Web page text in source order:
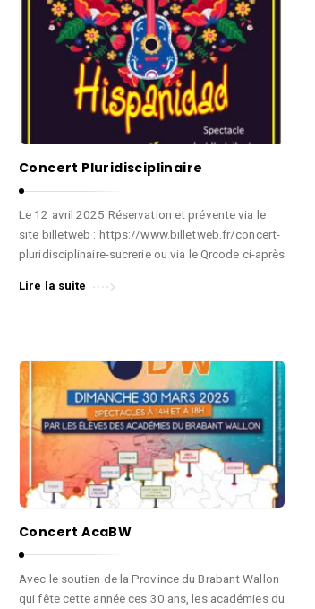
A
r
t
i
c
l
e
Concert Pluridisciplinaire
Le 12 avril 2025 Réservation et prévente via le
site billetweb : https://www.billetweb.fr/concert-
pluridisciplinaire-sucrerie ou via le Qrcode ci-après
Lire la suite
Concert AcaBW
Avec le soutien de la Province du Brabant Wallon
qui fête cette année ces 30 ans, les académies du